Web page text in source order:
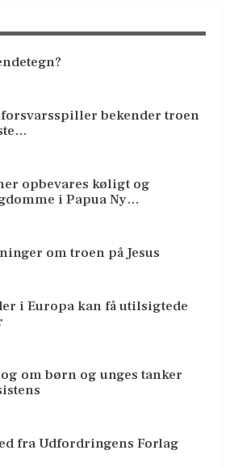
forsvarsspiller bekender troen
opbevares køligt og
i Papua Ny…
om troen på Jesus
i Europa kan få utilsigtede
om børn og unges tanker
fra Udfordringens Forlag